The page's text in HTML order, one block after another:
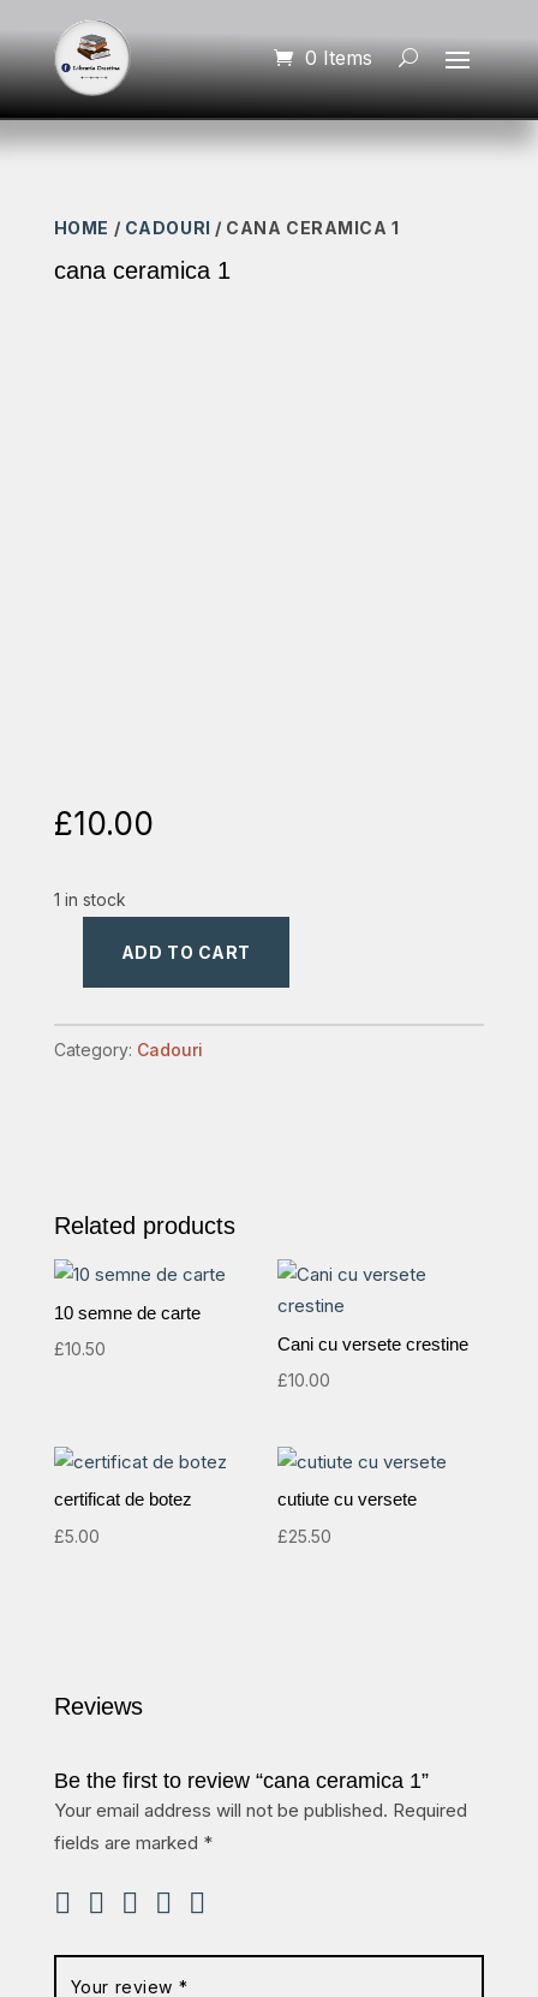
0 Items
HOME / CADOURI / CANA CERAMICA 1
cana ceramica 1
£10.00
1 in stock
1
quantity
ADD TO CART
Category: Cadouri
Related products
10 semne de carte
£10.50
Cani cu versete crestine
£10.00
certificat de botez
£5.00
cutiute cu versete
£25.50
Reviews
Be the first to review “cana ceramica 1”
Your email address will not be published. Required
fields are marked *